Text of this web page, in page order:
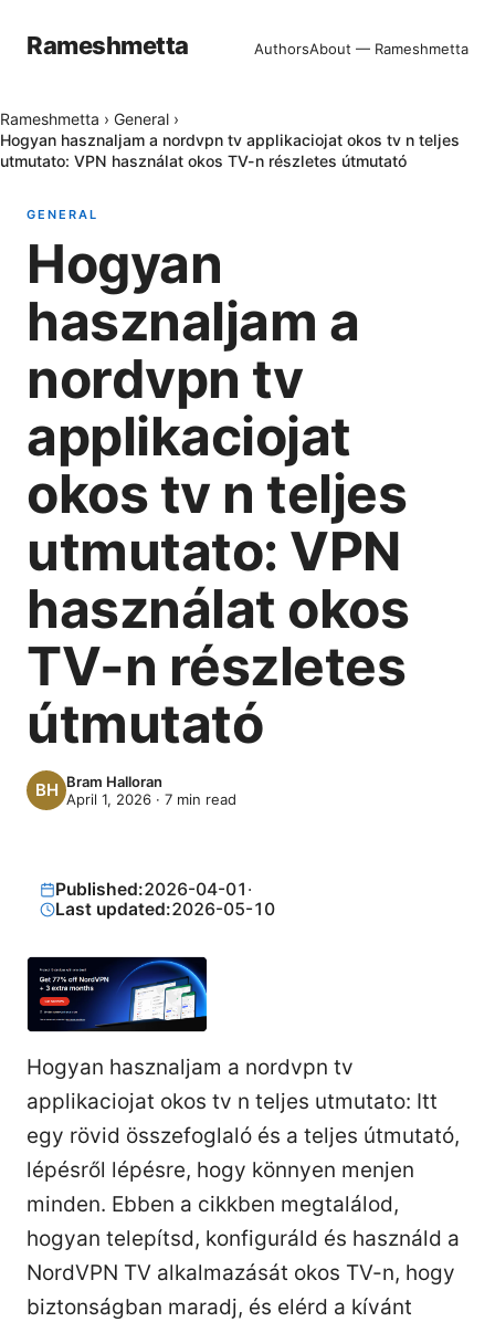
Rameshmetta AuthorsAbout — Rameshmetta
Rameshmetta › General ›
Hogyan hasznaljam a nordvpn tv applikaciojat okos tv n teljes
utmutato: VPN használat okos TV-n részletes útmutató
GENERAL
Hogyan
hasznaljam a
nordvpn tv
applikaciojat
okos tv n teljes
utmutato: VPN
használat okos
TV-n részletes
útmutató
Bram Halloran
April 1, 2026 · 7 min read
Published:2026-04-01 ·
Last updated:2026-05-10
Hogyan hasznaljam a nordvpn tv
applikaciojat okos tv n teljes utmutato: Itt
egy rövid összefoglaló és a teljes útmutató,
lépésről lépésre, hogy könnyen menjen
minden. Ebben a cikkben megtalálod,
hogyan telepítsd, konfiguráld és használd a
NordVPN TV alkalmazását okos TV-n, hogy
biztonságban maradj, és elérd a kívánt